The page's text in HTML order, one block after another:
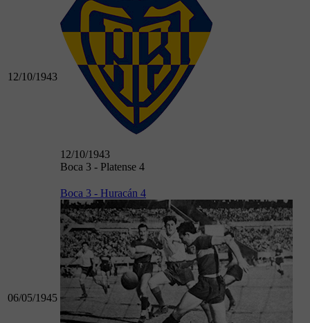
12/10/1943
12/10/1943
Boca 3 - Platense 4
06/05/1945
Boca 3 - Huracán 4